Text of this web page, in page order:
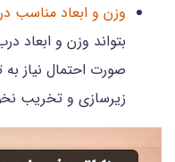
وزن و ابعاد
بتواند وزن و
صورت احتمال نیاز
زیرسازی و تخریب